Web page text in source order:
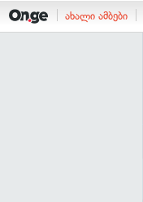
ახალი ამბები